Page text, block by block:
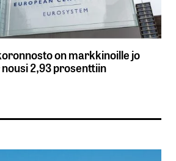
on markkinoille jo
2,93 prosenttiin